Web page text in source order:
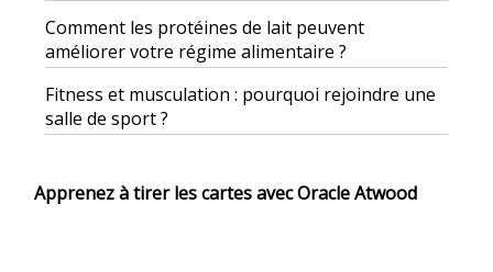
Comment les protéines de lait peuvent
améliorer votre régime alimentaire ?
Fitness et musculation : pourquoi rejoindre une
salle de sport ?
Apprenez à tirer les cartes avec Oracle Atwood